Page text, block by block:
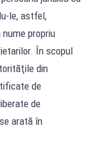
le, astfel,
propriu
În scopul
din
de
de
arată în